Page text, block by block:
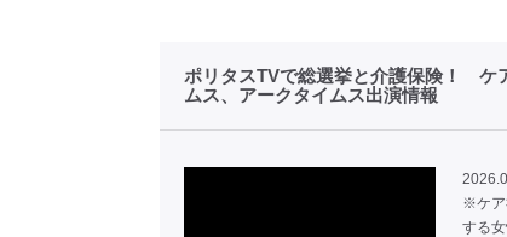
ポリタスTVで総選挙と介護保険！ ケ
ムス、アークタイムス出演情報
※ケア
する